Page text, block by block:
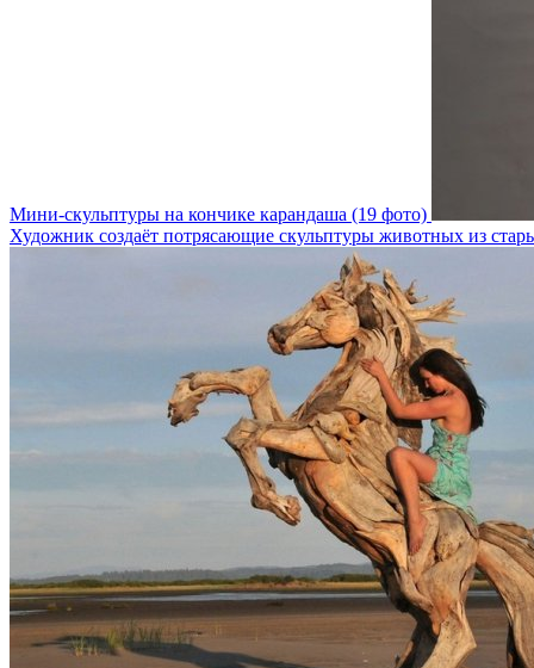
Мини-скульптуры на кончике карандаша (19 фото)
Художник создаёт потрясающие скульптуры животных из